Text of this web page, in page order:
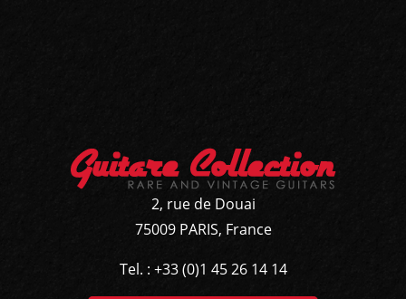
2, rue de Douai
75009 PARIS, France
Tel. : +33 (0)1 45 26 14 14